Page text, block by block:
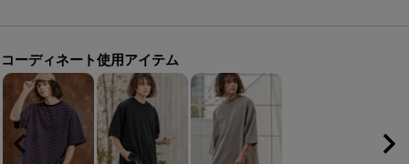
コーディネート使用アイテム